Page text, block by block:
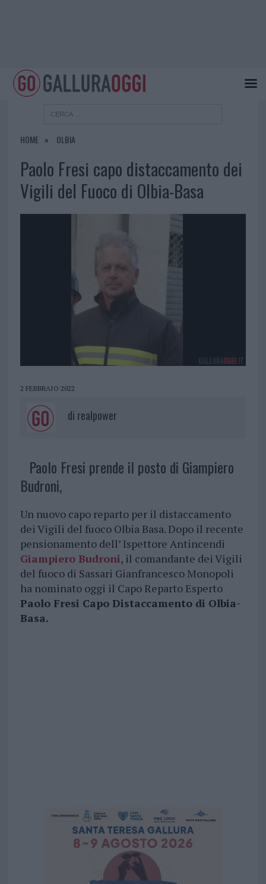
HOME OLBIA
Paolo Fresi capo distaccamento dei
Vigili del Fuoco di Olbia-Basa
2 FEBBRAIO 2022
di realpower
Paolo Fresi prende il posto di Giampiero
Budroni,
Un nuovo capo reparto per il distaccamento
dei Vigili del fuoco Olbia Basa. Dopo il recente
pensionamento dell’ Ispettore Antincendi
Giampiero Budroni, il comandante dei Vigili
del fuoco di Sassari Gianfrancesco Monopoli
ha nominato oggi il Capo Reparto Esperto
Paolo Fresi Capo Distaccamento di Olbia-
Basa.